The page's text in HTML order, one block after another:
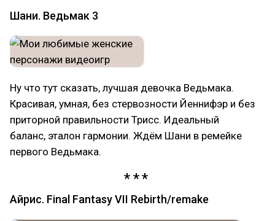
Шани. Ведьмак 3
Ну что тут сказать, лучшая девочка Ведьмака.
Красивая, умная, без стервозности Йеннифэр и без
приторной правильности Трисс. Идеальный
баланс, эталон гармонии. Ждём Шани в ремейке
первого Ведьмака.
Айрис. Final Fantasy VII Rebirth/remake